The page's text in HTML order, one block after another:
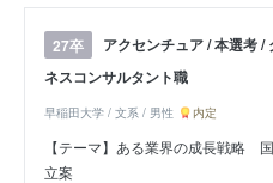
27卒
アクセンチュア / 本選考 /
ネスコンサルタント職
早稲田大学 / 文系 / 男性 内定
【テーマ】ある業界の成長戦略
立案